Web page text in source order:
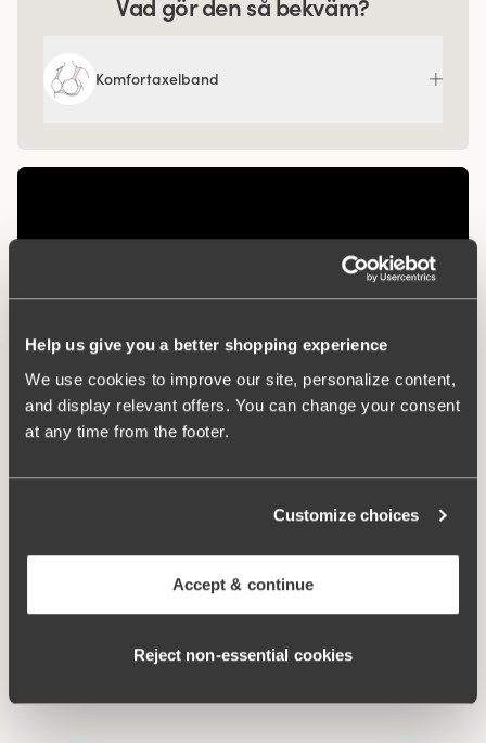
Help us give you a better shopping experience
We use cookies to improve our site, personalize content,
and display relevant offers. You can change your consent
at any time from the footer.
Customize choices
Accept & continue
Reject non‑essential cookies
Vad gör den så bekväm?
Komfortaxelband
Comfort maxitrosa
439 kr
Viewing image 1 of 3